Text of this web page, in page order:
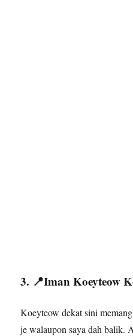
3. 📍Iman Koeyteow
Koeyteow dekat sini
je walaupon saya dah balik.